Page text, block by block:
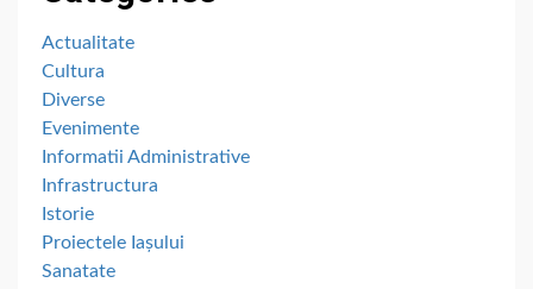
Actualitate
Cultura
Diverse
Evenimente
Informatii Administrative
Infrastructura
Istorie
Proiectele Iașului
Sanatate